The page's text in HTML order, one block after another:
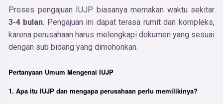
Proses pengajuan IUJP biasanya memakan waktu sekitar
3-4 bulan. Pengajuan ini dapat terasa rumit dan kompleks,
karena perusahaan harus melengkapi dokumen yang sesuai
dengan sub bidang yang dimohonkan.
Pertanyaan Umum Mengenai IUJP
1. Apa itu IUJP dan mengapa perusahaan perlu memilikinya?